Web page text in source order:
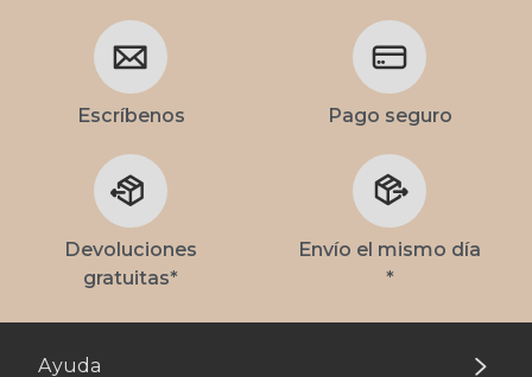
Escríbenos Pago seguro
Devoluciones
gratuitas*
Envío el mismo día
*
Ayuda